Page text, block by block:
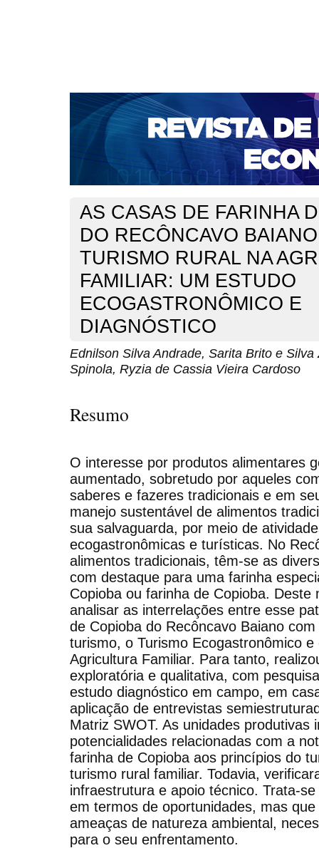
CAPA SOBRE ACESSO CADASTRO
NOTÍCIAS
PORTAL DE REVISTAS DA UNIFACS
BASES DE DADOS E INDEXADORES
Capa Ano XXV - N. 54 - Jan./Dez. 2023> Andrade
AS CASAS DE FARINHA
DO RECÔNCAVO
TURISMO RURAL NA
FAMILIAR: UM ESTUDO
ECOGASTRONÔMICO E
DIAGNÓSTICO
Ednilson Silva Andrade, Sarita Brito e
Spinola, Ryzia de Cassia Vieira Cardoso
Resumo
O interesse por produtos alimentares
aumentado, sobretudo por aqueles
saberes e fazeres tradicionais e em
manejo sustentável de alimentos
sua salvaguarda, por meio de
ecogastronômicas e turísticas. No
alimentos tradicionais, têm-se as
com destaque para uma farinha
Copioba ou farinha de Copioba. Deste
analisar as interrelações entre esse
de Copioba do Recôncavo Baiano
turismo, o Turismo Ecogastronômico
Agricultura Familiar. Para tanto,
exploratória e qualitativa, com
estudo diagnóstico em campo, em
aplicação de entrevistas
Matriz SWOT. As unidades produtivas
potencialidades relacionadas com a
farinha de Copioba aos princípios do
turismo rural familiar. Todavia,
infraestrutura e apoio técnico. Trata-
em termos de oportunidades, mas
ameaças de natureza ambiental,
para o seu enfrentamento.